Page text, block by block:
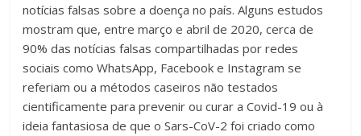
aula,
reforçando
papel
transformador
da
escola
notícias falsas sobre a doença no país. Alguns estudos
mostram que, entre março e abril de 2020, cerca de
90% das notícias falsas compartilhadas por redes
sociais como WhatsApp, Facebook e Instagram se
referiam ou a métodos caseiros não testados
cientificamente para prevenir ou curar a Covid-19 ou à
ideia fantasiosa de que o Sars-CoV-2 foi criado como